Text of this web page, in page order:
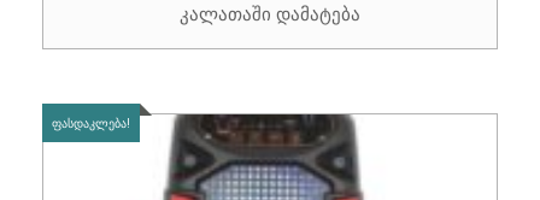
კალათაში დამატება
ᲤᲐᲡᲓᲐᲙᲚᲔᲑᲐ!